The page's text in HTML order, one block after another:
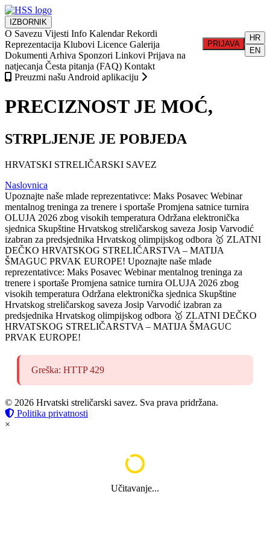
IZBORNIK
O Savezu Vijesti Info Kalendar Rekordi
Reprezentacija Klubovi Licence Galerija
Dokumenti Arhiva Sponzori Linkovi Prijava na
natjecanja Česta pitanja (FAQ) Kontakt
PRIJAVA
HR
EN
Preuzmi našu Android aplikaciju
PRECIZNOST JE MOĆ,
STRPLJENJE JE POBJEDA
HRVATSKI STRELIČARSKI SAVEZ
Naslovnica
Upoznajte naše mlade reprezentativce: Maks Posavec Webinar
mentalnog treninga za trenere i sportaše Promjena satnice turnira
OLUJA 2026 zbog visokih temperatura Održana elektronička
sjednica Skupštine Hrvatskog streličarskog saveza Josip Varvodić
izabran za predsjednika Hrvatskog olimpijskog odbora 🥇 ZLATNI
DEČKO HRVATSKOG STRELIČARSTVA – MATIJA
ŠMAGUC PRVAK EUROPE! Upoznajte naše mlade
reprezentativce: Maks Posavec Webinar mentalnog treninga za
trenere i sportaše Promjena satnice turnira OLUJA 2026 zbog
visokih temperatura Održana elektronička sjednica Skupštine
Hrvatskog streličarskog saveza Josip Varvodić izabran za
predsjednika Hrvatskog olimpijskog odbora 🥇 ZLATNI DEČKO
HRVATSKOG STRELIČARSTVA – MATIJA ŠMAGUC
PRVAK EUROPE!
Greška: HTTP 429
© 2026 Hrvatski streličarski savez. Sva prava pridržana.
Politika privatnosti
×
Učitavanje...